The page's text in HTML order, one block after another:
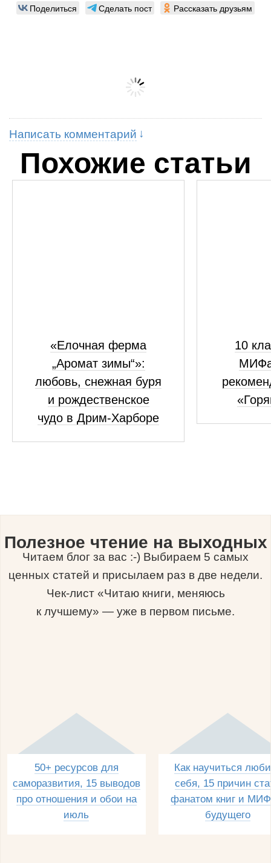
Поделиться Сделать пост Рассказать друзьям
Написать комментарий
Похожие статьи
«Елочная ферма
„Аромат зимы“»:
любовь, снежная буря
и рождественское
чудо в Дрим-Харборе
10
Полезное чтение на выходных
Читаем блог за вас :-) Выбираем 5 самых
ценных статей и присылаем раз в две недели.
Чек-лист «Читаю книги, меняюсь
к лучшему» — уже в первом письме.
50+ ресурсов для
саморазвития, 15 выводов
про отношения и обои на
июль
Как научиться
себя, 15 причин
фанатом книг и
будущего